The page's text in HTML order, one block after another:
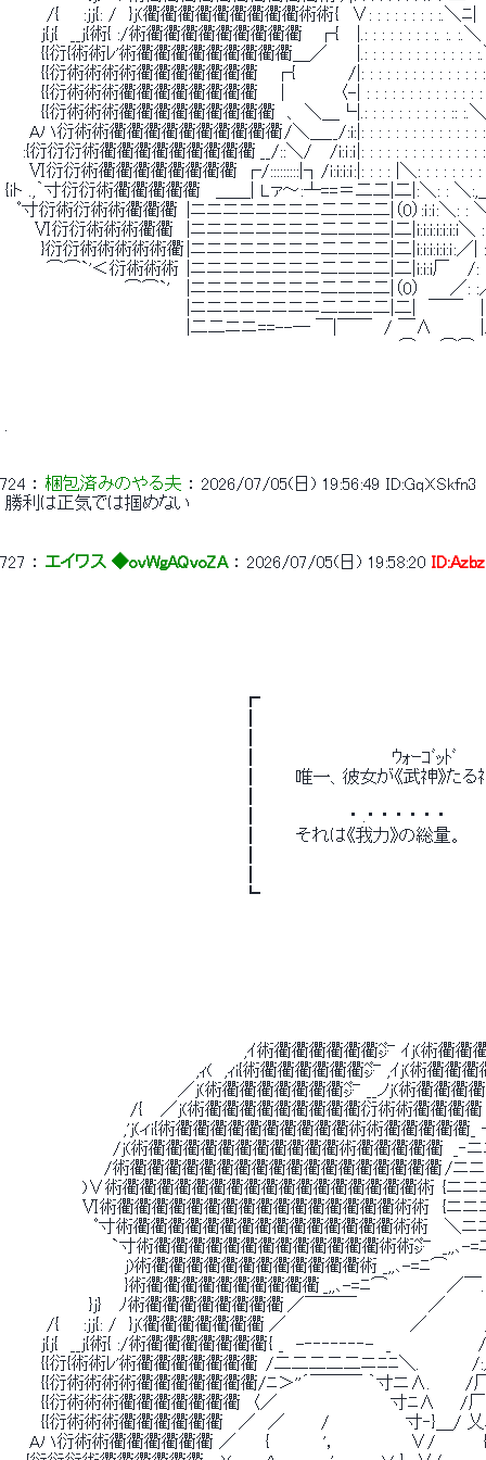
/{　　:jj{: /　}j(衢衢衢衢衢衢衢衢衢術術 {　∨: : : : : : : : :.＼ﾆ|　 / Λ
j{j{　__j{術{ :/術衢衢衢衢衢衢衢衢衢　 ┌{　 |.: : : : : : : : :. :. :.＼ /
{{衍{術術ﾚ'術衢衢衢衢衢衢衢衢衢＿／　　 |.: : : : : : : : : : : : :
{{衍術術術術衢衢衢衢衢衢衢　 ┌{　 　 　 /|: : : : : : : : : : : : : :
{{衍術術術衢衢衢衢衢衢衢衢　 ｜　　　　〈-| : : : : : : : : : : : :
{{衍術術術衢衢衢衢衢衢衢衢衢　、 ＼＿└|.: : : : : : : : : : :: :.
Aハ衍術術衢衢衢衢衢衢衢衢衢衢 /＼＿__/:i:|: : : : : : : : : : : : : :
:{衍衍衍術衢衢衢衢衢衢衢衢衢 __/::＼/　 /i:ｉ:ｉ|: : : : : : : : : : :
Ⅵ衍衍術衢衢衢衢衢衢衢衢  ┌/:::::::::|┐/i:i:i:ｉ:|: : : : |＼: : : : : : :
{iト .,｀寸衍衍術衢衢衢衢衢　 ＿＿| Lァ～:┴==＝二二|二|:＼: :
ﾟ寸衍術衍術術衢衢衢 |ニニニニニニニニ二二二二|（0）:ｉ:ｉ:＼: :
Ⅵ衍衍術術術衢衢　 |ニニニニニニニニ二二二二|二|i:i:i:i:i:i:i＼
}衍衍術術術術術衢 |ニニニニニニニニ二二二二|二|i:i:i:i:i:ｉ:／
⌒⌒`'＜衍術術術  |ニニニニニニニニ二二二二|二|i:i:i厂　 /: : :/
⌒⌒`'　 |ニニニニニニニニ二二二二|（0）　　 ／: :
|ニニニニニニニニ二二二二|二|　￣￣　 |　　
|二二ニニ==--― ￣|￣￣　/ ￣Λ　　　　|.　　
724 ： 梱包済みのやる夫 ： 2026/07/05(日) 19:56:49 ID:GqXSkfn3
勝利は正気では掴めない
727 ： エイワス ◆ovWgAQvoZA ： 2026/07/05(日) 19:58:20
┏　　　　　　　　　　　　　　　　　　　　　　　　　
┃　　　　　　　　　　　ｳｫｰｺﾞｯﾄﾞ　　　　　　　　
┃　　　唯一、彼女が《武神》たる神雲に明
┃　　　　　　　 ・ .・ ・ ・ ・ ・ ・　　　　　　　　
┃　　　それは《我力》の総量。　　　　　　　　
┗　　　　　　　　　　　　　　　　　　　　　　　　　
,ｲ術衢衢衢衢衢衢㌻ ｲj(術衢衢衢衢衢術術術
,ｨ(　,ｨi{術衢衢衢衢衢衢㌻ ,ｲj(術衢衢衢衢衢術術術
／j(術衢衢衢衢衢衢衢㌻ __ノj(術衢衢衢衢衢術_,,
/{　 ／j(術衢衢衢衢衢衢衢衢衢衍術術衢衢衢衢  _ -
,'j(ィi{術衢衢衢衢衢衢衢衢衢衢術術衢衢衢衢衢_ ‐ニﾆﾆ
/j(術衢衢衢衢衢衢衢衢衢衢衢術衢衢衢衢衢  _‐ニニニ
/術衢衢衢衢衢衢衢衢衢衢衢衢衢衢衢衢衢衢 /ニニニニニ
)∨術衢衢衢衢衢衢衢衢衢衢衢衢衢衢衢衢衢術  {ニニ
Ⅵ術衢衢衢衢衢衢衢衢衢衢衢衢衢衢衢衢術術　 {ニニﾆﾆ二二
ﾟ寸術衢衢衢衢衢衢衢衢衢衢衢衢衢衢衢術術　 ＼ニニ:_＿＿
`寸術衢衢衢衢衢衢衢衢衢衢衢衢衢術術㌻ _,,､-=ﾆ⌒＼　
j)術衢衢衢衢衢衢衢衢衢衢衢衢術 _,,､-=ﾆ⌒　　　　　　
}術衢衢衢衢衢衢衢衢衢衢 _,,､-=ﾆ⌒　　　 　 ／￣.　 　 　 }
}j}　 ﾉ術衢衢衢衢衢衢衢衢 ／￣￣￣　　　　　　／　　　　／
/{　　:jj{: /　}j(衢衢衢衢衢衢衢 ／　　　　　　 　 　 　／ 　 　
j{j{　__j{術{ :/術衢衢衢衢衢衢衢 { _　-‐‐‐‐‐‐‐-　_　 　 　 　
{{衍{術術ﾚ'術衢衢衢衢衢衢衢  /二二二二二ニﾆﾆ＼.　 　 　 /:／⌒寸⌒`h
{{衍術術術術衢衢衢衢衢衢衢/ﾆ＞''´￣￣￣ ｀寸ニ∧.　 　 /厂￣￣ﾆ{{
{{衍術術術衢衢衢衢衢衢衢 〈／　　　　　　　　　 寸ﾆ∧　　/
{{衍術術術衢衢衢衢衢衢　 ／　／　　　/　　　 　 　 寸‐}＿/ 乂ニニ
Aハ衍術術衢衢衢衢衢衢 ／　　 {　　　　 '，　　　　　　∨/　　　